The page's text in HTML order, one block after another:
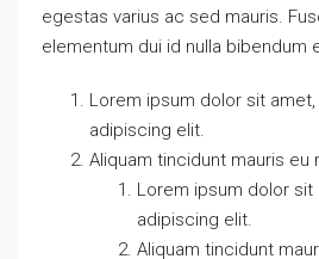
egestas varius ac sed mauris.
elementum dui id nulla bibendum
Lorem ipsum dolor sit
adipiscing elit.
Aliquam tincidunt mauris eu
Lorem ipsum dolor
adipiscing elit.
Aliquam tincidunt